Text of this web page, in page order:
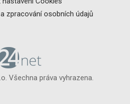
zpracování osobních údajů
Všechna práva vyhrazena.